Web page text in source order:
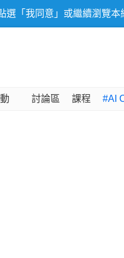
「我同意」或繼續瀏覽
討論區 課程 #AI